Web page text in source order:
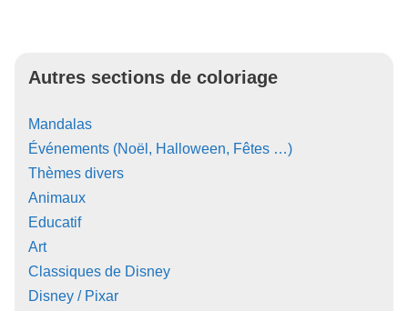
Autres sections de coloriage
Mandalas
Événements (Noël, Halloween, Fêtes …)
Thèmes divers
Animaux
Educatif
Art
Classiques de Disney
Disney / Pixar